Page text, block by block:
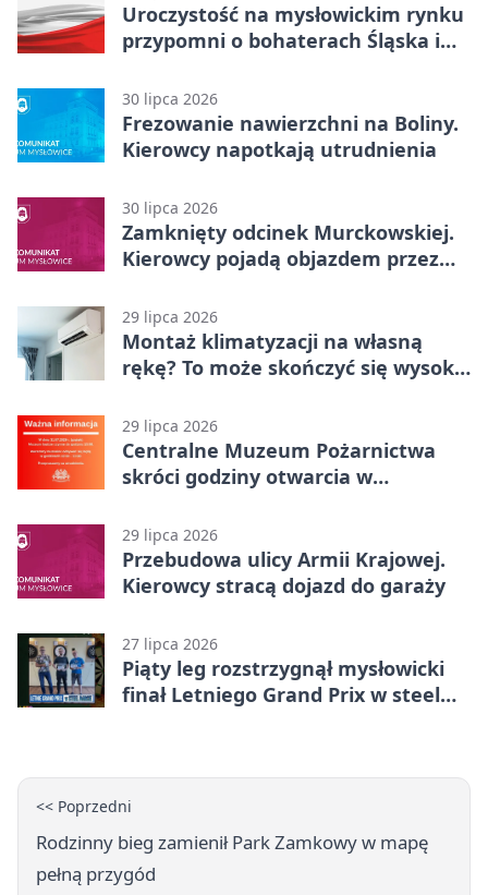
Uroczystość na mysłowickim rynku
przypomni o bohaterach Śląska i
30 lipca 2026
Frezowanie nawierzchni na Boliny.
Kierowcy napotkają utrudnienia
30 lipca 2026
Zamknięty odcinek Murckowskiej.
Kierowcy pojadą objazdem przez
29 lipca 2026
Montaż klimatyzacji na własną
rękę? To może skończyć się wysoką
29 lipca 2026
Centralne Muzeum Pożarnictwa
skróci godziny otwarcia w
29 lipca 2026
Przebudowa ulicy Armii Krajowej.
Kierowcy stracą dojazd do garaży
27 lipca 2026
Piąty leg rozstrzygnął mysłowicki
finał Letniego Grand Prix w steel
<< Poprzedni
Rodzinny bieg zamienił Park Zamkowy w mapę
pełną przygód